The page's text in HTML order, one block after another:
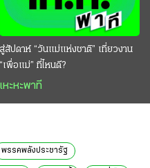
สู่สัปดาห์ “วันแม่แห่งชาติ” เที่ยวงาน
“เพื่อแม่” ที่ไหนดี?
เหะหะพาที
พรรคพลังประชารัฐ